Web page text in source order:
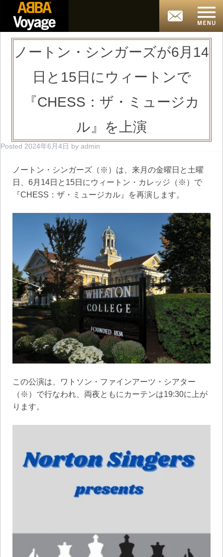
ノートン・シンガーズが6月14
日と15日にウィートンで
『CHESS：ザ・ミュージカ
ル』を上演
Posted 2024年6月4日 by admin
ノートン・シンガーズ（※）は、来月の金曜日と土曜
日、6月14日と15日にウィートン・カレッジ（※）で
『CHESS：ザ・ミュージカル』を再演します。
この公演は、ワトソン・ファインアーツ・シアター
（※）で行なわれ、両夜ともにカーテンは19:30に上が
ります。